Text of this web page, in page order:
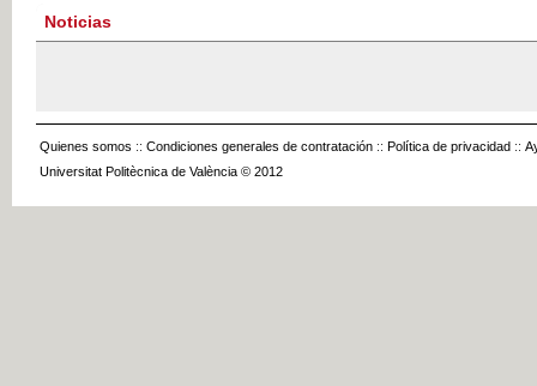
Noticias
Quienes somos :: Condiciones generales de contratación :: Política de privacidad ::
Universitat Politècnica de València © 2012